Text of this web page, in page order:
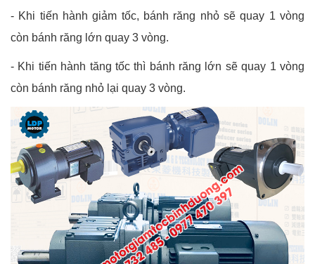
- Khi tiến hành giảm tốc, bánh răng nhỏ sẽ quay 1 vòng
còn bánh răng lớn quay 3 vòng.
- Khi tiến hành tăng tốc thì bánh răng lớn sẽ quay 1 vòng
còn bánh răng nhỏ lại quay 3 vòng.